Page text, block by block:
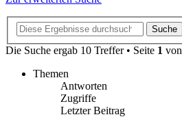
Suche
Die Suche ergab 10 Treffer • Seite 1 von
Themen
Antworten
Zugriffe
Letzter Beitrag